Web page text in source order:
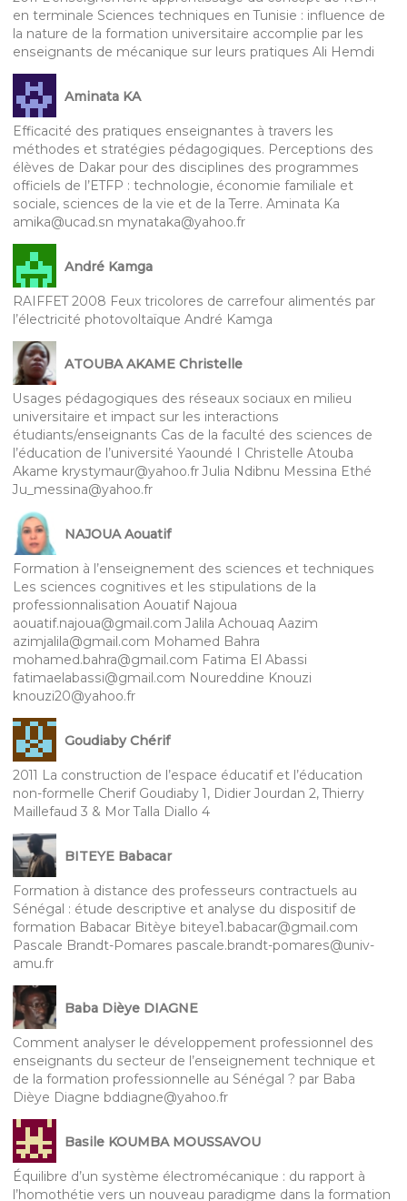
en terminale Sciences techniques en Tunisie : influence de
la nature de la formation universitaire accomplie par les
enseignants de mécanique sur leurs pratiques Ali Hemdi
Aminata KA
Efficacité des pratiques enseignantes à travers les
méthodes et stratégies pédagogiques. Perceptions des
élèves de Dakar pour des disciplines des programmes
officiels de l’ETFP : technologie, économie familiale et
sociale, sciences de la vie et de la Terre. Aminata Ka
amika@ucad.sn mynataka@yahoo.fr
André Kamga
RAIFFET 2008 Feux tricolores de carrefour alimentés par
l’électricité photovoltaïque André Kamga
ATOUBA AKAME Christelle
Usages pédagogiques des réseaux sociaux en milieu
universitaire et impact sur les interactions
étudiants/enseignants Cas de la faculté des sciences de
l’éducation de l’université Yaoundé I Christelle Atouba
Akame krystymaur@yahoo.fr Julia Ndibnu Messina Ethé
Ju_messina@yahoo.fr
NAJOUA Aouatif
Formation à l’enseignement des sciences et techniques
Les sciences cognitives et les stipulations de la
professionnalisation Aouatif Najoua
aouatif.najoua@gmail.com Jalila Achouaq Aazim
azimjalila@gmail.com Mohamed Bahra
mohamed.bahra@gmail.com Fatima El Abassi
fatimaelabassi@gmail.com Noureddine Knouzi
knouzi20@yahoo.fr
Goudiaby Chérif
2011 La construction de l’espace éducatif et l’éducation
non-formelle Cherif Goudiaby 1, Didier Jourdan 2, Thierry
Maillefaud 3 & Mor Talla Diallo 4
BITEYE Babacar
Formation à distance des professeurs contractuels au
Sénégal : étude descriptive et analyse du dispositif de
formation Babacar Bitèye biteye1.babacar@gmail.com
Pascale Brandt-Pomares pascale.brandt-pomares@univ-
amu.fr
Baba Dièye DIAGNE
Comment analyser le développement professionnel des
enseignants du secteur de l’enseignement technique et
de la formation professionnelle au Sénégal ? par Baba
Dièye Diagne bddiagne@yahoo.fr
Basile KOUMBA MOUSSAVOU
Équilibre d’un système électromécanique : du rapport à
l’homothétie vers un nouveau paradigme dans la formation